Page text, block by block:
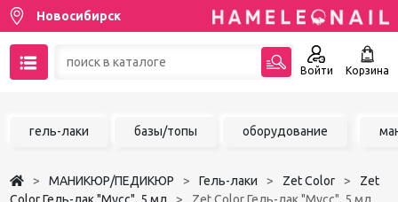
Новосибирск
Войти Корзина
Чат в MAX
гель-лаки базы/топы оборудование
МАНИКЮР/ПЕДИКЮР Гель-лаки Zet Color
Zet
Color Гель-лак "Мусс", 5 мл
Zet Color Гель-лак "Мусс", 5 мл